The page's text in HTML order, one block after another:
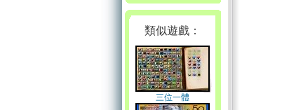
類似遊戲：
三位一體